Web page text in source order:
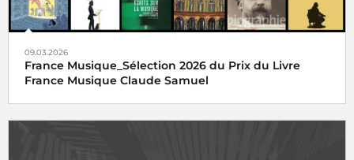
09.03.2026
France Musique_Sélection 2026 du Prix du Livre
France Musique Claude Samuel